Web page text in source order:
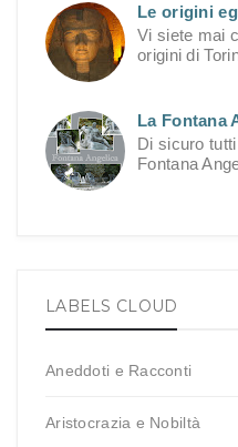
Le origini
Vi siete mai
origini di
La Fontana
Di sicuro
Fontana
LABELS CLOUD
Aneddoti e Racconti
Aristocrazia e Nobiltà